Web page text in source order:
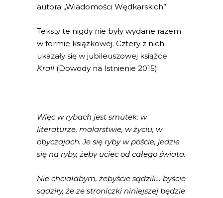
autora „Wiadomości Wędkarskich”.
Teksty te nigdy nie były wydane razem
w formie książkowej. Cztery z nich
ukazały się w jubileuszowej książce
Krall (Dowody na Istnienie 2015).
Więc w rybach jest smutek: w
literaturze, malarstwie, w życiu, w
obyczajach. Je się ryby w poście, jedzie
się na ryby, żeby uciec od całego świata.
Nie chciałabym, żebyście sądzili… byście
sądziły, że ze stroniczki niniejszej będzie